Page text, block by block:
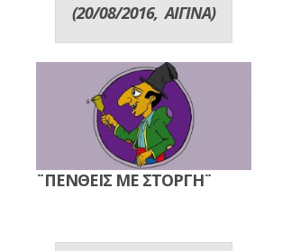
(20/08/2016, ΑΙΓΙΝΑ)
¨ΠΕΝΘΕΙΣ ΜΕ ΣΤΟΡΓΗ¨